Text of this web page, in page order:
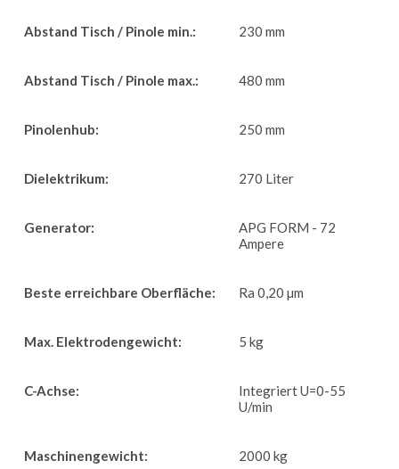
Abstand Tisch / Pinole min.: 230 mm
Abstand Tisch / Pinole max.: 480 mm
Pinolenhub: 250 mm
Dielektrikum: 270 Liter
Generator:
APG FORM - 72
Ampere
Beste erreichbare Oberfläche: Ra 0,20 µm
Max. Elektrodengewicht: 5 kg
C-Achse:
Integriert U=0-55
U/min
Maschinengewicht: 2000 kg